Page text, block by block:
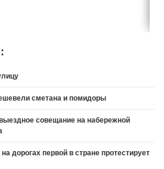
сметана и помидоры
совещание на набережной
дорогах первой в стране протестирует